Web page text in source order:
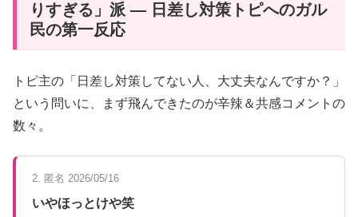
りすぎる」派 — 日差し対策トピへのガル
民の第一反応
トピ主の「日差し対策してない人、大丈夫なんですか？」
という問いに、まず飛んできたのが辛辣＆共感コメントの
数々。
2. 匿名 2026/05/16
いやほっとけや笑